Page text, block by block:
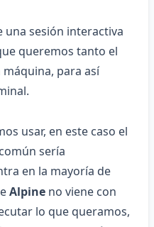
una sesión interactiva
queremos tanto el
para así
usar, en este caso el
sería
en la mayoría de
Alpine no viene con
lo que queramos,